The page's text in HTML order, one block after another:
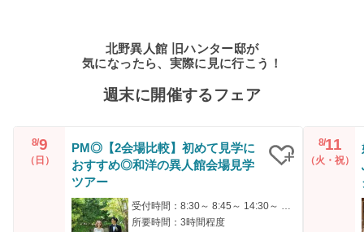
北野異人館 旧ハンター邸が
気になったら、実際に見に行こう！
週末に開催するフェア
8/9
（日）
PM◎【2会場比較】初めて見学に
おすすめ◎和洋の異人館会場見学
ツアー
受付時間：8:30～ 8:45～ 14:30～ 14:45～
所要時間：3時間程度
8/11
（火・祝）